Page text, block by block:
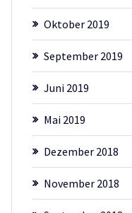
Oktober 2019
September 2019
Juni 2019
Mai 2019
Dezember 2018
November 2018